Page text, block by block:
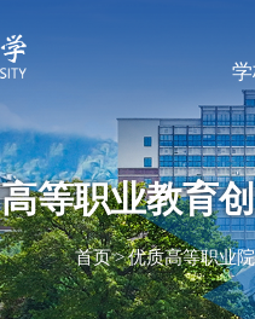
高等职业教育
首页 > 优质高等职业